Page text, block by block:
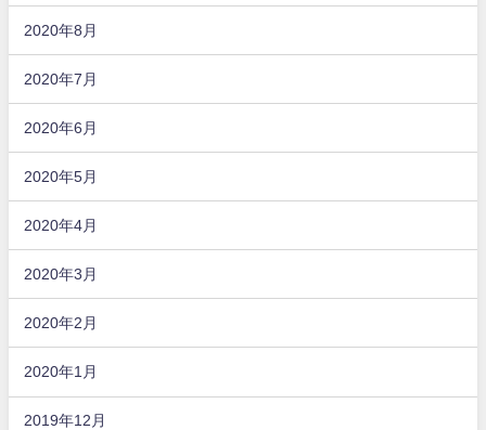
2020年8月
2020年7月
2020年6月
2020年5月
2020年4月
2020年3月
2020年2月
2020年1月
2019年12月